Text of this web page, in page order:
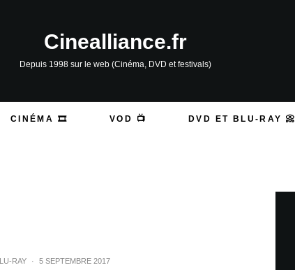
Cinealliance.fr
Depuis 1998 sur le web (Cinéma, DVD et festivals)
CINÉMA 🎞️ VOD 📺 DVD ET BLU-RAY 📀
RAY · 5 SEPTEMBRE 2017